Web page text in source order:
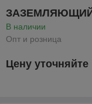
В наличии
Опт и розница
Цену уточняйте